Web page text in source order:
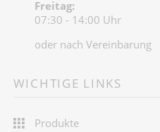
Freitag:
07:30 - 14:00 Uhr
oder nach Vereinbarung
WICHTIGE LINKS
Produkte